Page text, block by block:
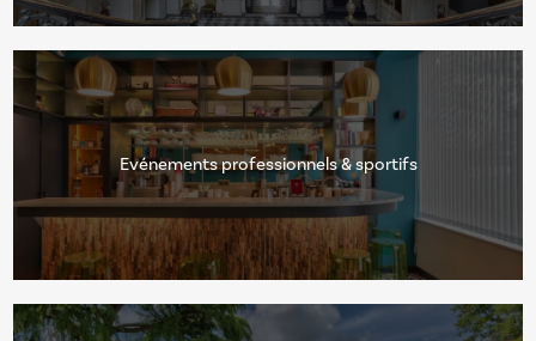
Evénements professionnels & sportifs